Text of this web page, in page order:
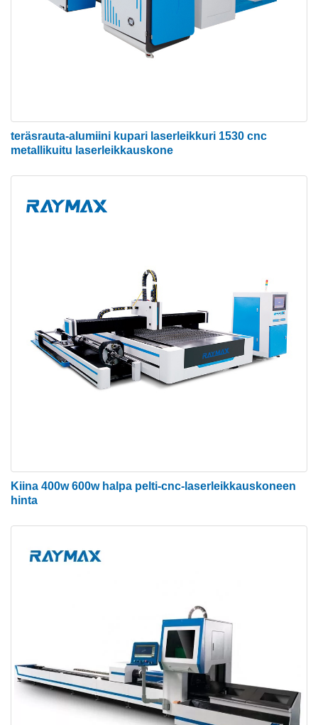
tiheys ja lisäävät huomattavasti käsittelynopeutta.
Laite, joka tuottaa laservalolähteen. Laserlähde on
koko koneen sydän ja laserlaitteiden ”voimanlähde”.
Se on kuitulasermetallinleikkauskoneiden kallein
osa.
teräsrauta-alumiini kupari laserleikkuri 1530 cnc
metallikuitu laserleikkauskone
Kiina 400w 600w halpa pelti-cnc-laserleikkauskoneen
hinta